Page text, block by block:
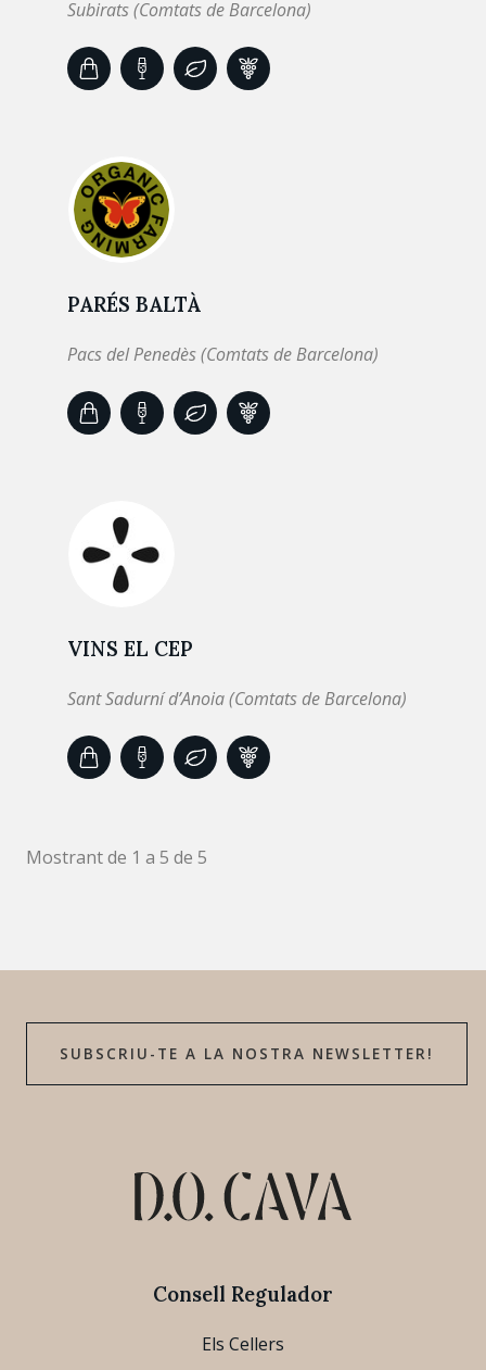
Subirats (Comtats de Barcelona)
PARÉS BALTÀ
Pacs del Penedès (Comtats de Barcelona)
VINS EL CEP
Sant Sadurní d’Anoia (Comtats de Barcelona)
Mostrant de 1 a 5 de 5
SUBSCRIU-TE A LA NOSTRA NEWSLETTER!
Consell Regulador
Els Cellers